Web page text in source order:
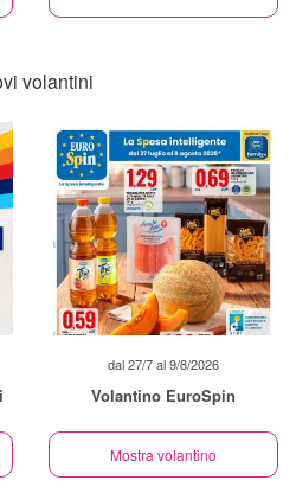
volantini
dal 27/7 al 9/8/2026
Volantino EuroSpin
Mostra volantino